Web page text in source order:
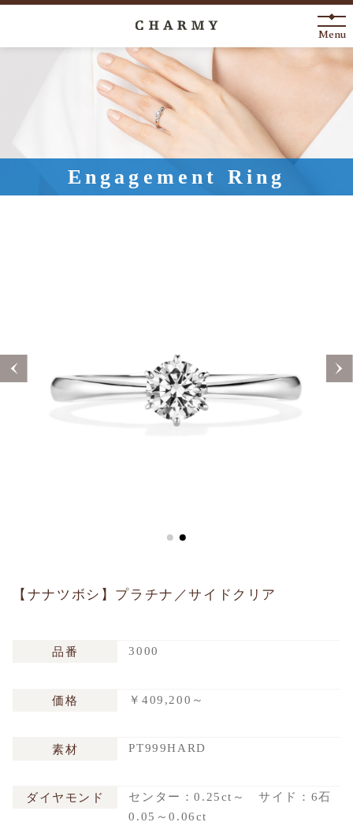
New Arrival
About
Engagement Ring
Marriage Ring
Menu
Engagement Ring
【ナナツボシ】プラチナ／サイドクリア
品番 3000
価格 ￥409,200～
素材 PT999HARD
ダイヤモンド
センター：0.25ct～ サイド：6石
0.05～0.06ct